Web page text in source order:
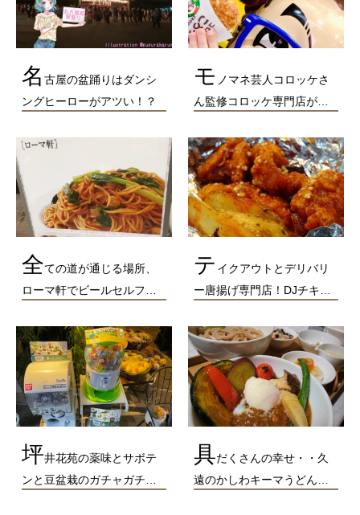
名 古屋の盆踊りはダンシ
ングヒーローがアツい！？
モ ノマネ芸人コロッケさ
ん監修コロッケ専門店が…
全ての道が通じる場所、
ローマ軒でビールセルフ…
テ イクアウトとデリバリ
ー唐揚げ専門店！DJチキ…
坪井花苑の薬味とサボテ
ンと豆盆栽のガチャガチ…
具だくさんの幸せ・・久
遠のかしわキーマうどん…